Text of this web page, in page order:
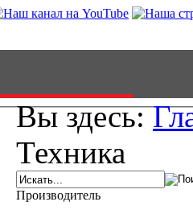
Вы здесь:
Техника
Производитель